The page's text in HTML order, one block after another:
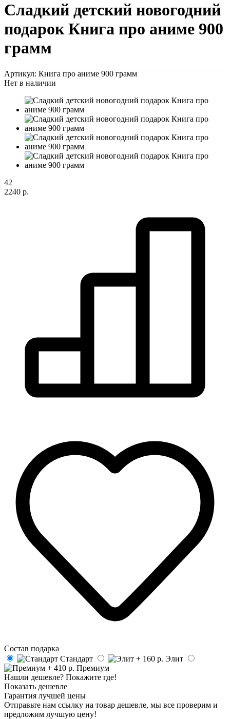
Сладкий детский новогодний
подарок Книга про аниме 900
грамм
Артикул: Книга про аниме 900 грамм
Нет в наличии
42
2240 р.
Состав подарка
Стандарт
Элит
Премиум
Нашли дешевле? Покажите где!
Показать дешевле
Гарантия лучшей цены
Отправьте нам ссылку на товар дешевле, мы все проверим и
предложим лучшую цену!